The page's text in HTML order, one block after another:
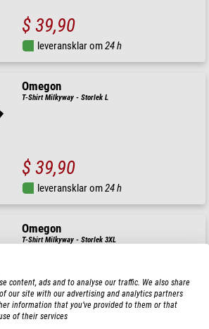
$ 39,90
leveransklar om24 h
Omegon
T-Shirt Milkyway - Storlek L
$ 39,90
leveransklar om24 h
Omegon
T-Shirt Milkyway - Storlek 3XL
$ 39,90
content, ads and to analyse our traffic. We also share
our site with our advertising and analytics partners
information that you’ve provided to them or that
of their services